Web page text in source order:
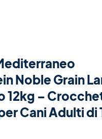
Noble Grain
12kg –
Cani Adulti di